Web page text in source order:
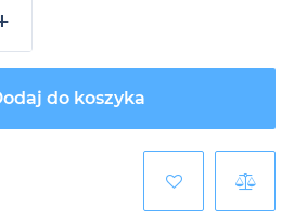
do koszyka